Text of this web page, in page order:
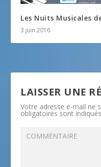
Les Nuits Musicales
3 juin 2016
LAISSER UNE
Votre adresse e-mail ne
obligatoires sont